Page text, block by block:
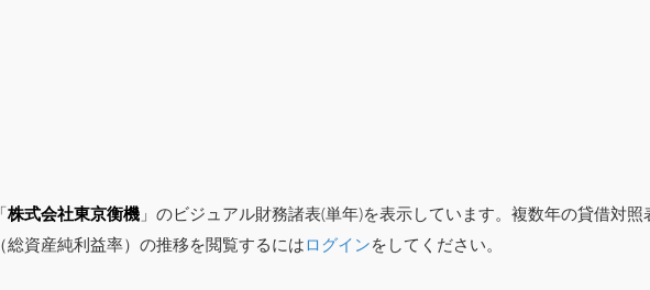
「株式会社東京衡機 」のビジュアル財務諸表(単年)を表示しています。複数年の貸借対
（総資産純利益率）の推移を閲覧するにはログインをしてください。